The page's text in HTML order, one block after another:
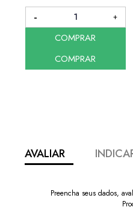
COMPRAR
COMPRAR
AVALIAR
Preencha seus dados,